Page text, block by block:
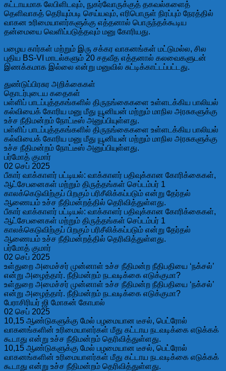
கட்டாயமாக லேபிளிடவும், நுகர்வோருக்குத் தகவல்களைத்
தெளிவாகத் தெரியும்படி செய்யவும், எரிபொருள் நிரப்பும் நேரத்தில்
வாகன உரிமையாளர்களுக்கு எத்தனால் பொருந்தக்கூடிய
தன்மையை வெளிப்படுத்தவும் மனு கோரியது.
பழைய கார்கள் மற்றும் இரு சக்கர வாகனங்கள் மட்டுமல்ல, சில
புதிய BS-VI மாடல்களும் 20 சதவீத எத்தனால் கலவைகளுடன்
இணக்கமாக இல்லை என்று மனுவில் சுட்டிக்காட்டப்பட்டது.
துண்டுப்பிரசுர அறிக்கைகள்
தொடர்புடைய கதைகள்
பள்ளிப் பாடப்புத்தகங்களில் திருநங்கைகளை உள்ளடக்கிய பாலியல்
கல்வியைக் கோரிய மனு மீது யூனியன் மற்றும் மாநில அரசுகளுக்கு
உச்ச நீதிமன்றம் நோட்டீஸ் அனுப்பியுள்ளது.
பள்ளிப் பாடப்புத்தகங்களில் திருநங்கைகளை உள்ளடக்கிய பாலியல்
கல்வியைக் கோரிய மனு மீது யூனியன் மற்றும் மாநில அரசுகளுக்கு
உச்ச நீதிமன்றம் நோட்டீஸ் அனுப்பியுள்ளது.
பர்மோத் குமார்
02 செப் 2025
பீகார் வாக்காளர் பட்டியல்: வாக்காளர் பதிவுக்கான கோரிக்கைகள்,
ஆட்சேபனைகள் மற்றும் திருத்தங்கள் செப்டம்பர் 1
காலக்கெடுவிற்குப் பிறகும் பரிசீலிக்கப்படும் என்று தேர்தல்
ஆணையம் உச்ச நீதிமன்றத்தில் தெரிவித்துள்ளது.
பீகார் வாக்காளர் பட்டியல்: வாக்காளர் பதிவுக்கான கோரிக்கைகள்,
ஆட்சேபனைகள் மற்றும் திருத்தங்கள் செப்டம்பர் 1
காலக்கெடுவிற்குப் பிறகும் பரிசீலிக்கப்படும் என்று தேர்தல்
ஆணையம் உச்ச நீதிமன்றத்தில் தெரிவித்துள்ளது.
பர்மோத் குமார்
02 செப் 2025
உள்துறை அமைச்சர் முன்னாள் உச்ச நீதிமன்ற நீதிபதியை ‘நக்சல்’
என்று அழைத்தார். நீதிமன்றம் நடவடிக்கை எடுக்குமா?
உள்துறை அமைச்சர் முன்னாள் உச்ச நீதிமன்ற நீதிபதியை ‘நக்சல்’
என்று அழைத்தார். நீதிமன்றம் நடவடிக்கை எடுக்குமா?
பேராசிரியர் ஜி மோகன் கோபால்
02 செப் 2025
10,15 ஆண்டுகளுக்கு மேல் பழமையான டீசல், பெட்ரோல்
வாகனங்களின் உரிமையாளர்கள் மீது கட்டாய நடவடிக்கை எடுக்கக்
கூடாது என்று உச்ச நீதிமன்றம் தெரிவித்துள்ளது.
10,15 ஆண்டுகளுக்கு மேல் பழமையான டீசல், பெட்ரோல்
வாகனங்களின் உரிமையாளர்கள் மீது கட்டாய நடவடிக்கை எடுக்கக்
கூடாது என்று உச்ச நீதிமன்றம் தெரிவித்துள்ளது.